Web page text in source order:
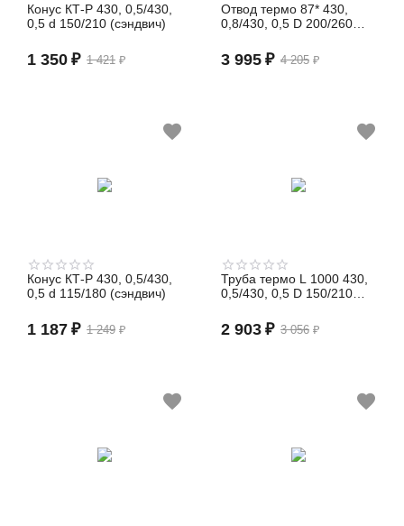
Конус КТ-Р 430, 0,5/430,
0,5 d 150/210 (сэндвич)
1 421 ₽
1 350 ₽
Отвод термо 87* 430,
0,8/430, 0,5 D 200/260
4 205 ₽
3 995 ₽
Конус КТ-Р 430, 0,5/430,
0,5 d 115/180 (сэндвич)
1 249 ₽
1 187 ₽
Труба термо L 1000 430,
0,5/430, 0,5 D 150/210
3 056 ₽
2 903 ₽